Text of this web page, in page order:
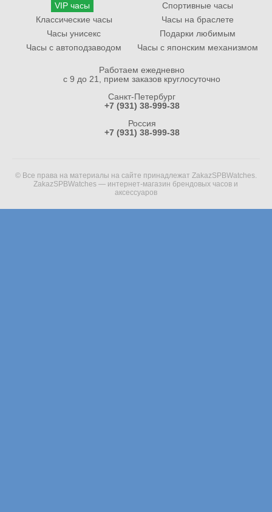
Работаем ежедневно
с 9 до 21, прием заказов круглосуточно
Санкт-Петербург
+7 (931) 38-999-38
Россия
+7 (931) 38-999-38
VIP часы
Классические часы
Часы унисекс
Часы с автоподзаводом
Спортивные часы
Часы на браслете
Подарки любимым
Часы с японским механизмом
© Все права на материалы на сайте принадлежат ZakazSPBWatches.
ZakazSPBWatches — интернет-магазин брендовых часов и
аксессуаров